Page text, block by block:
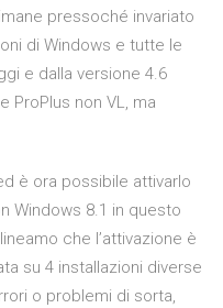
pressoché invariato
di Windows e tutte le
e dalla versione 4.6
ProPlus non VL, ma
è ora possibile attivarlo
Windows 8.1 in questo
che l’attivazione è
su 4 installazioni diverse
o problemi di sorta,